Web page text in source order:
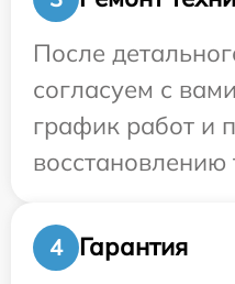
После
согласуем с
график работ и
восстановлению
4
Гарантия